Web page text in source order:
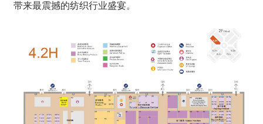
带来最震撼的纺织行业盛宴。